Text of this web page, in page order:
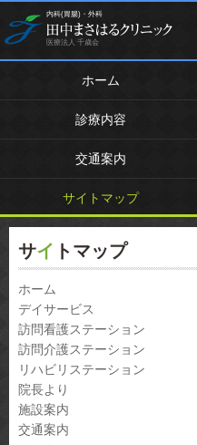
内科(胃腸)・外科
医療法人 千歳会
ホーム
診療内容
交通案内
サイトマップ
サイ トマップ
ホーム
デイサービス
訪問看護ステーション
訪問介護ステーション
リハビリステーション
院長より
施設案内
交通案内